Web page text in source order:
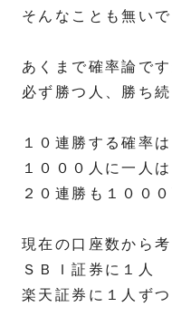
そんなことも無いで
あくまで確率論です
必ず勝つ人、勝ち
１０連勝する確率
１０００人に一人
２０連勝も１００
現在の口座数から考
ＳＢＩ証券に１人
楽天証券に１人ず